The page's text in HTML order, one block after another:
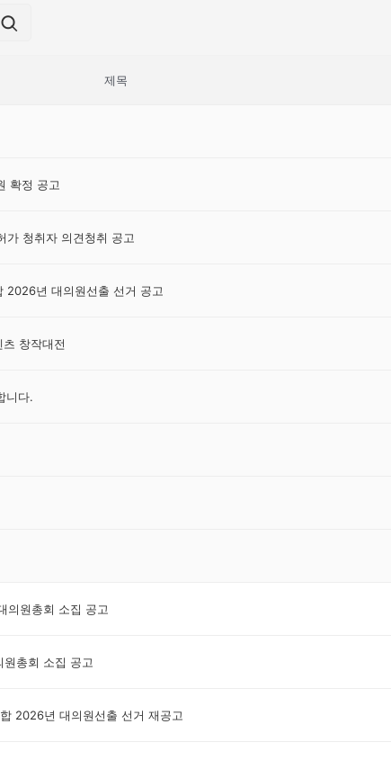
제목
확정 공고
가 청취자 의견청취 공고
2026년 대의원선출 선거 공고
창작대전
니다.
의원총회 소집 공고
총회 소집 공고
2026년 대의원선출 선거 재공고